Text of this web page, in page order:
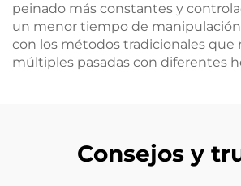
peinado más constantes y
un menor tiempo de
con los métodos tradicionales que
múltiples pasadas con diferentes
Consejos y